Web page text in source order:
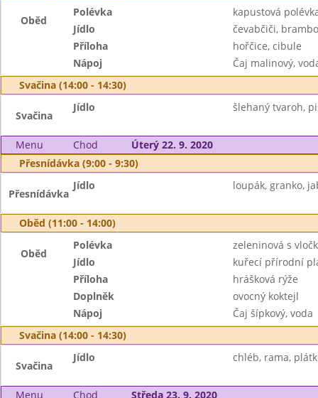
Oběd
Polévka
kapustová
Jídlo
čevabčiči,
Příloha
hořčice, cibule
Nápoj
Čaj malinový,
Svačina (14:00 - 14:30)
Svačina
Jídlo šlehaný tvaroh,
Menu Chod
Úterý 22. 9. 2020
Přesnídávka (9:00 - 9:30)
Přesnídávka
Jídlo loupák, granko,
Oběd (11:00 - 14:00)
Oběd
Polévka
zeleninová s
Jídlo
kuřecí přírodní
Příloha
hrášková rýže
Doplněk
ovocný koktejl
Nápoj
Čaj šípkový, voda
Svačina (14:00 - 14:30)
Svačina
Jídlo chléb, rama,
Menu Chod
Středa 23. 9. 2020